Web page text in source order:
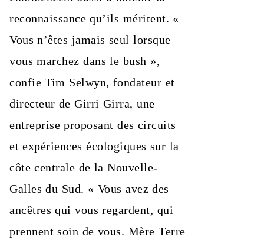
reconnaissance qu’ils méritent. «
Vous n’êtes jamais seul lorsque
vous marchez dans le bush »,
confie Tim Selwyn, fondateur et
directeur de Girri Girra, une
entreprise proposant des circuits
et expériences écologiques sur la
côte centrale de la Nouvelle-
Galles du Sud. « Vous avez des
ancêtres qui vous regardent, qui
prennent soin de vous. Mère Terre